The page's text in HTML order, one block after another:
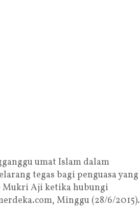
umat Islam dalam
tegas bagi penguasa yang
Mukri Aji ketika hubungi
Minggu (28/6/2015).